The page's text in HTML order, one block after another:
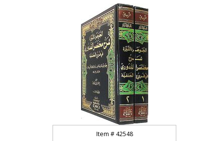
Item #42548